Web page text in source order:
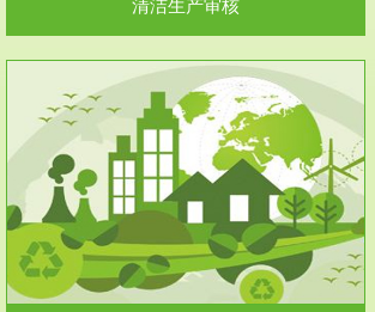
清洁生产审核
服务范围
集团/企业级VOCs综合管控
进行VOCs管控，首先就要找到排放的源头，并
监测估算出排放量。企业...